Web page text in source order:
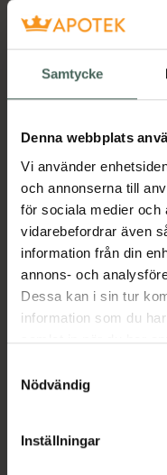
Samtycke
Denna webbplats
Vi använder
och annonserna till
för sociala medier och
vidarebefordrar även
information från din
annons- och
Dessa kan i sin tur
information som du
samlat in när du har
återkalla ditt samtycke
cookieinställningar.
lagligheten av
Nödvändig
Inställningar
I
Aktuella
Beskrivning
EAN: